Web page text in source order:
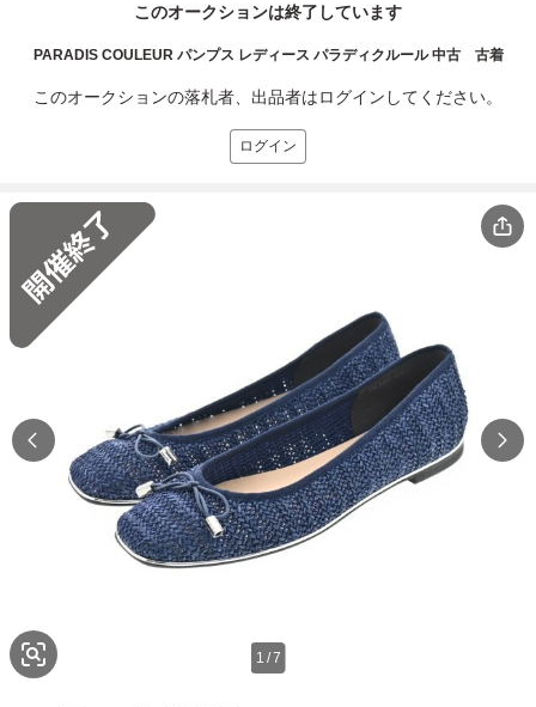
このオークションは終了しています
PARADIS COULEUR パンプス レディース パラディクルール 中古 古着
このオークションの落札者、出品者はログインしてください。
ログイン
1 /7